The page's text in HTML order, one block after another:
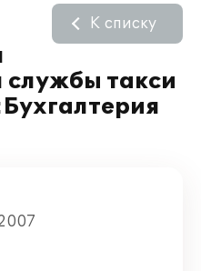
службы такси
К списку